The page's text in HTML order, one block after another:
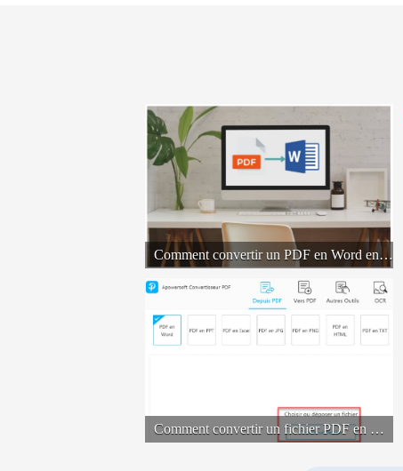
Comment convertir un PDF en Word en ligne ?
Comment convertir un fichier PDF en Word sur Windows ?